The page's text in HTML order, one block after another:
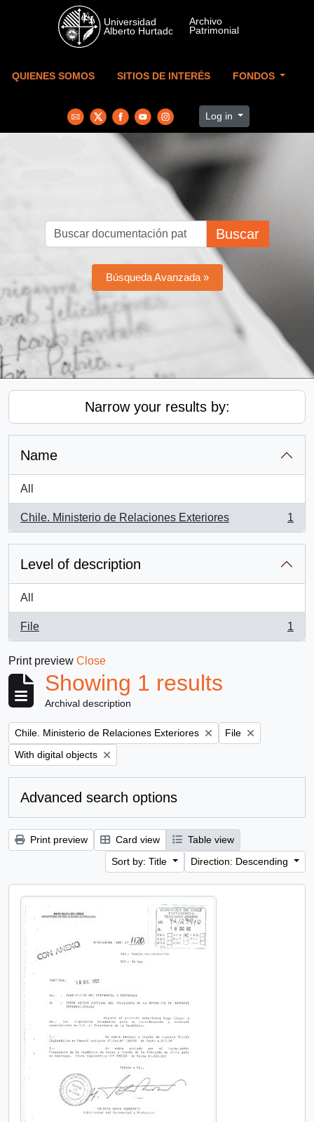
Skip to main content
QUIENES SOMOS SITIOS DE INTERÉS FONDOS
Log in
Buscar
Búsqueda Avanzada »
Narrow your results by:
Name
All
Chile. Ministerio de Relaciones Exteriores
, 1 results
1
Level of description
All
File
, 1 results
1
Print preview Close
Showing 1 results
Archival description
Remove filter:
Chile. Ministerio de Relaciones Exteriores Remove filter:
File
Remove filter:
With digital objects
Advanced search options
Print preview Card view
Table view
Sort by: Title
Direction: Descending